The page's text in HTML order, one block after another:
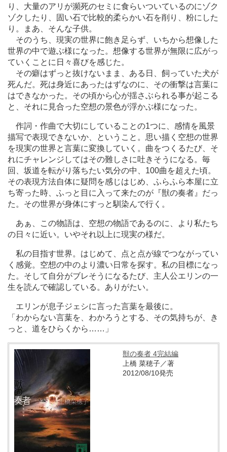
り、大量のアリが瀕死のセミに食らいついているのにゾク
ゾクしたり、固い石で比較的柔らかい石を削り、粉にした
り。まあ、そんな子供。
そのうち、現実の世界に飽き足らず、いちから想像した
世界の中で遊ぶ様になった。想像する世界が無限に広がっ
ていくことに日々喜びを感じた。
その癖はずっと抜けないまま、ある日、飼っていた犬が
死んだ。死は身近にあったはずなのに、その衝撃は言葉に
はできなかった。その頃から心が揺さぶられる事が起こる
と、それに見合った空想の景色が浮かぶ様になった。
作詞・作曲で大切にしていることの1つに、感情を風景
描写で表現できないか、ということ。思い描く空想の世界
を現実の世界と言葉に変換していく。曲をつくるたび、そ
れにチャレンジしてはその難しさに吐きそうになる。毎
回、坂道を転がり落ちたい気分の中、100曲を超えた頃。
その表現方法自体に疑問を感じはじめ、ふらふら本屋に立
ち寄った時、ふっと目に入って来たのが『獣の奏者』だっ
た。その世界が身体にすっと馴染んで行く。
あぁ、この物語は、空想の物語であるのに、より私たち
の日々に近い。いやそれ以上に現実の様だ。
私の目指す世界。はじめて、点と点が線でつながってい
く感覚。空想の中のより濃い日常を探す。私の目標になっ
た。そして自分がブレそうになるたび、主人公エリンの一
生を読んで確認している。ありがたい。
エリンが息子ジェシに言った言葉を最後に。
「わからない言葉を、わかろうとする、その気持ちが、き
っと、道をひらくから … …」
獣の奏者 4完結編
上橋 菜穂子／著
2012/08/10発売